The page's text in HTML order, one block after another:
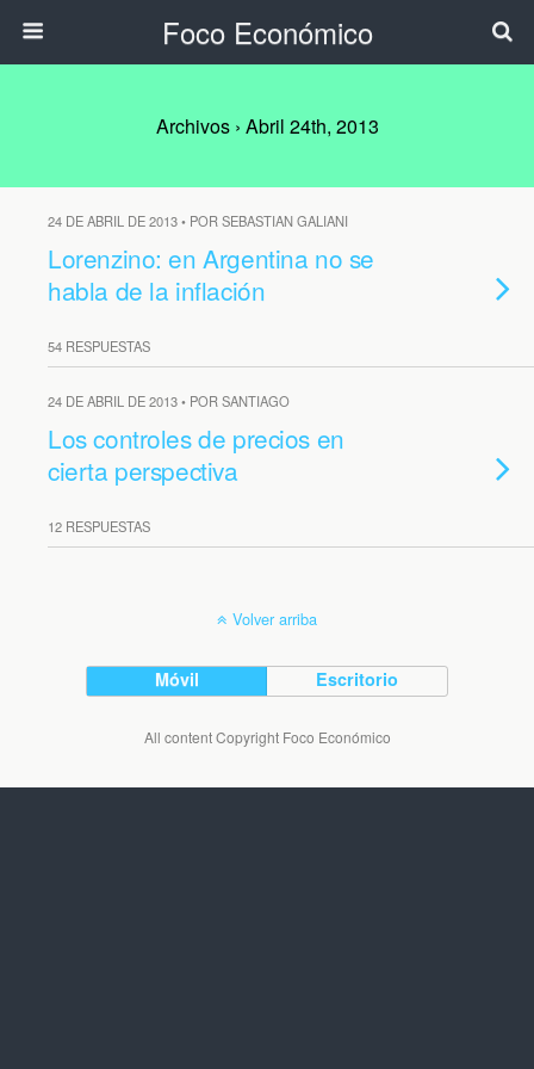
Foco Económico
Archivos › Abril 24th, 2013
24 DE ABRIL DE 2013 • POR SEBASTIAN GALIANI
Lorenzino: en Argentina no se
habla de la inflación
54 RESPUESTAS
24 DE ABRIL DE 2013 • POR SANTIAGO
Los controles de precios en
cierta perspectiva
12 RESPUESTAS
Volver arriba
Móvil Escritorio
All content Copyright Foco Económico